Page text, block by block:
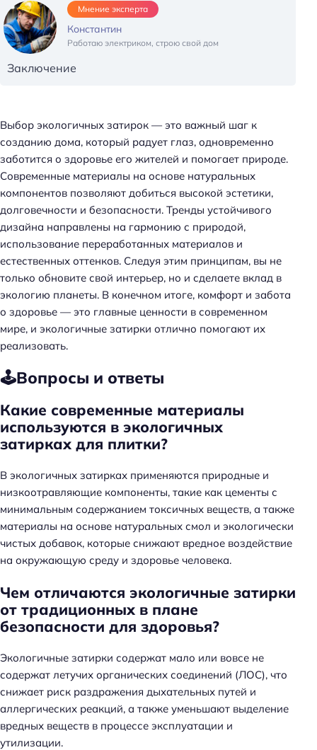
Мнение эксперта
Константин
Работаю электриком, строю свой дом
Заключение
Выбор экологичных затирок — это важный шаг к
созданию дома, который радует глаз, одновременно
заботится о здоровье его жителей и помогает природе.
Современные материалы на основе натуральных
компонентов позволяют добиться высокой эстетики,
долговечности и безопасности. Тренды устойчивого
дизайна направлены на гармонию с природой,
использование переработанных материалов и
естественных оттенков. Следуя этим принципам, вы не
только обновите свой интерьер, но и сделаете вклад в
экологию планеты. В конечном итоге, комфорт и забота
о здоровье — это главные ценности в современном
мире, и экологичные затирки отлично помогают их
реализовать.
🕹️Вопросы и ответы
Какие современные материалы
используются в экологичных
затирках для плитки?
В экологичных затирках применяются природные и
низкоотравляющие компоненты, такие как цементы с
минимальным содержанием токсичных веществ, а также
материалы на основе натуральных смол и экологически
чистых добавок, которые снижают вредное воздействие
на окружающую среду и здоровье человека.
Чем отличаются экологичные затирки
от традиционных в плане
безопасности для здоровья?
Экологичные затирки содержат мало или вовсе не
содержат летучих органических соединений (ЛОС), что
снижает риск раздражения дыхательных путей и
аллергических реакций, а также уменьшают выделение
вредных веществ в процессе эксплуатации и
утилизации.
Н
а
й
и